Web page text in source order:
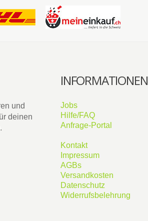
und
deinen
INFORMATIONEN
Jobs
Hilfe/FAQ
Anfrage-Portal
Kontakt
Impressum
AGBs
Versandkosten
Datenschutz
Widerrufsbelehrung